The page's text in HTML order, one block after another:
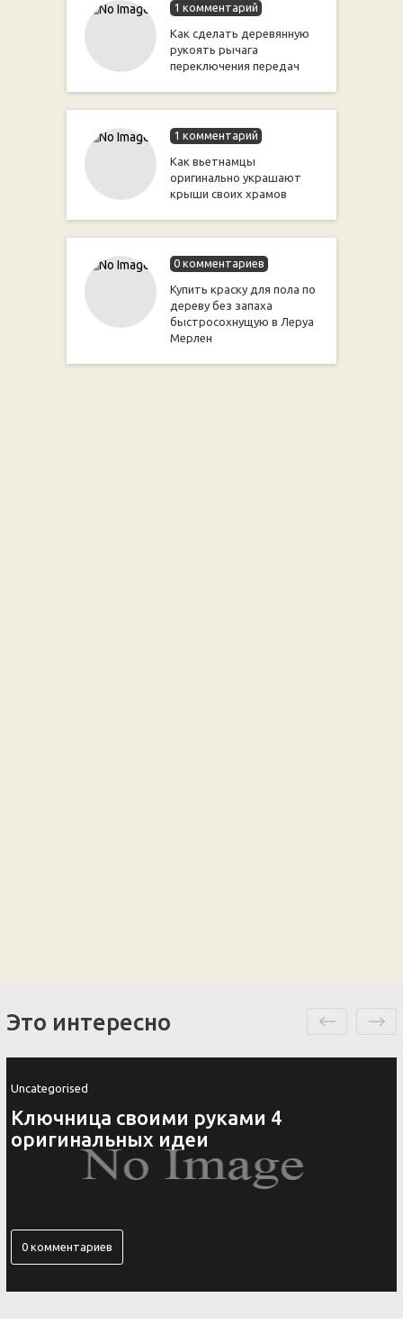
1 комментарий
Как сделать деревянную
рукоять рычага
переключения передач
1 комментарий
Как вьетнамцы
оригинально украшают
крыши своих храмов
0 комментариев
Купить краску для пола по
дереву без запаха
быстросохнущую в Леруа
Мерлен
Это интересно
Как вьетнамцы оригинально
украшают крыши своих